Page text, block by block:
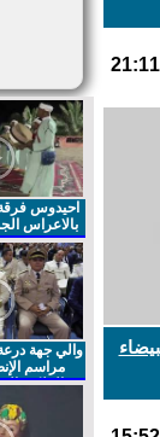
احيدوس
بالاعراس
والي جهة
مراسم
الملكي